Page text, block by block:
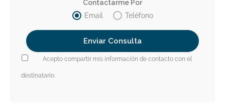
Contactarme Por
Email
Teléfono
Acepto compartir mis información de contacto con el
destinatario.